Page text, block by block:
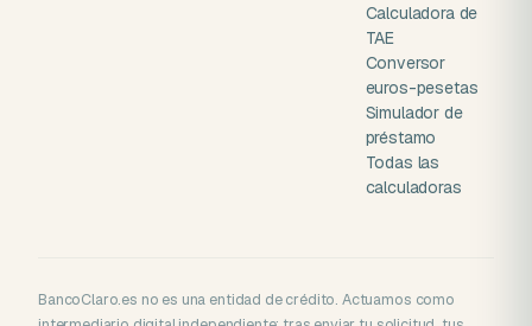
Calculadora de
TAE
Conversor
euros-pesetas
Simulador de
préstamo
Todas las
calculadoras
BancoClaro.es no es una entidad de crédito. Actuamos como